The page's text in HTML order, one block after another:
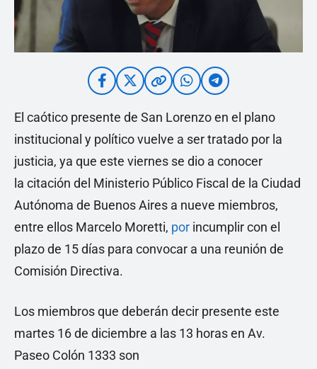
El caótico presente de San Lorenzo en el plano
institucional y político vuelve a ser tratado por la
justicia, ya que este viernes se dio a conocer
la citación del Ministerio Público Fiscal de la Ciudad
Autónoma de Buenos Aires a nueve miembros,
entre ellos Marcelo Moretti, por incumplir con el
plazo de 15 días para convocar a una reunión de
Comisión Directiva.
Los miembros que deberán decir presente este
martes 16 de diciembre a las 13 horas en Av.
Paseo Colón 1333 son